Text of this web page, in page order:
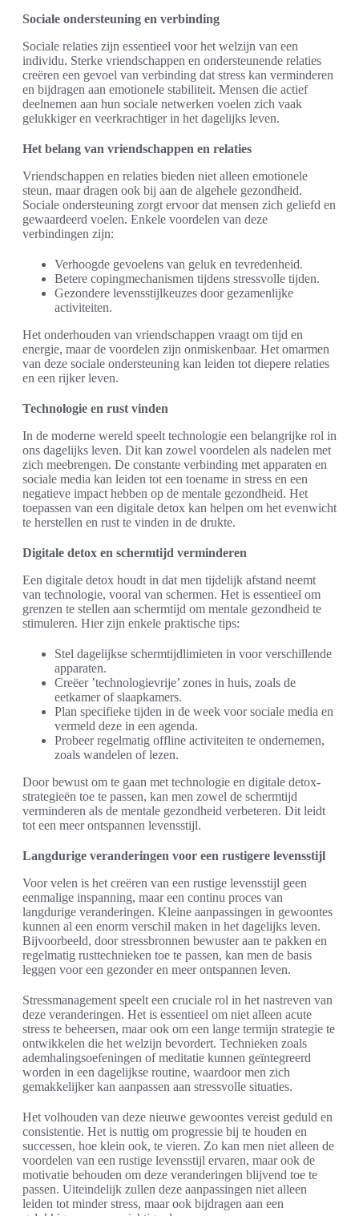
Sociale ondersteuning en verbinding
Sociale relaties zijn essentieel voor het welzijn van een
individu. Sterke vriendschappen en ondersteunende relaties
creëren een gevoel van verbinding dat stress kan verminderen
en bijdragen aan emotionele stabiliteit. Mensen die actief
deelnemen aan hun sociale netwerken voelen zich vaak
gelukkiger en veerkrachtiger in het dagelijks leven.
Het belang van vriendschappen en relaties
Vriendschappen en relaties bieden niet alleen emotionele
steun, maar dragen ook bij aan de algehele gezondheid.
Sociale ondersteuning zorgt ervoor dat mensen zich geliefd en
gewaardeerd voelen. Enkele voordelen van deze
verbindingen zijn:
Verhoogde gevoelens van geluk en tevredenheid.
Betere copingmechanismen tijdens stressvolle tijden.
Gezondere levensstijlkeuzes door gezamenlijke
activiteiten.
Het onderhouden van vriendschappen vraagt om tijd en
energie, maar de voordelen zijn onmiskenbaar. Het omarmen
van deze sociale ondersteuning kan leiden tot diepere relaties
en een rijker leven.
Technologie en rust vinden
In de moderne wereld speelt technologie een belangrijke rol in
ons dagelijks leven. Dit kan zowel voordelen als nadelen met
zich meebrengen. De constante verbinding met apparaten en
sociale media kan leiden tot een toename in stress en een
negatieve impact hebben op de mentale gezondheid. Het
toepassen van een digitale detox kan helpen om het evenwicht
te herstellen en rust te vinden in de drukte.
Digitale detox en schermtijd verminderen
Een digitale detox houdt in dat men tijdelijk afstand neemt
van technologie, vooral van schermen. Het is essentieel om
grenzen te stellen aan schermtijd om mentale gezondheid te
stimuleren. Hier zijn enkele praktische tips:
Stel dagelijkse schermtijdlimieten in voor verschillende
apparaten.
Creëer ’technologievrije’ zones in huis, zoals de
eetkamer of slaapkamers.
Plan specifieke tijden in de week voor sociale media en
vermeld deze in een agenda.
Probeer regelmatig offline activiteiten te ondernemen,
zoals wandelen of lezen.
Door bewust om te gaan met technologie en digitale detox-
strategieën toe te passen, kan men zowel de schermtijd
verminderen als de mentale gezondheid verbeteren. Dit leidt
tot een meer ontspannen levensstijl.
Langdurige veranderingen voor een rustigere levensstijl
Voor velen is het creëren van een rustige levensstijl geen
eenmalige inspanning, maar een continu proces van
langdurige veranderingen. Kleine aanpassingen in gewoontes
kunnen al een enorm verschil maken in het dagelijks leven.
Bijvoorbeeld, door stressbronnen bewuster aan te pakken en
regelmatig rusttechnieken toe te passen, kan men de basis
leggen voor een gezonder en meer ontspannen leven.
Stressmanagement speelt een cruciale rol in het nastreven van
deze veranderingen. Het is essentieel om niet alleen acute
stress te beheersen, maar ook om een lange termijn strategie te
ontwikkelen die het welzijn bevordert. Technieken zoals
ademhalingsoefeningen of meditatie kunnen geïntegreerd
worden in een dagelijkse routine, waardoor men zich
gemakkelijker kan aanpassen aan stressvolle situaties.
Het volhouden van deze nieuwe gewoontes vereist geduld en
consistentie. Het is nuttig om progressie bij te houden en
successen, hoe klein ook, te vieren. Zo kan men niet alleen de
voordelen van een rustige levensstijl ervaren, maar ook de
motivatie behouden om deze veranderingen blijvend toe te
passen. Uiteindelijk zullen deze aanpassingen niet alleen
leiden tot minder stress, maar ook bijdragen aan een